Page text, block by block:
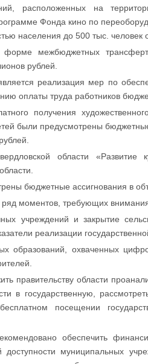
расположенных на
Фонда кино по
населения до 500 тыс.
межбюджетных
рублей.
реализация мер по
оплаты труда работников
получения
были предусмотрены
области
бюджетные ассигнования в
моментов, требующих
учреждений и закрытие
реализации
образований, охваченных
правительству области
в государственную,
посещении
обеспечить
муниципальных